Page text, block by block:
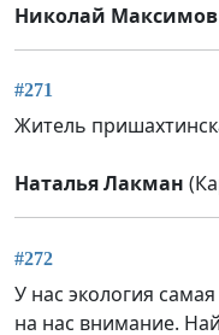
Николай Максимов
#271
Житель
Наталья Лакман
#272
У нас экология
на нас внимание.